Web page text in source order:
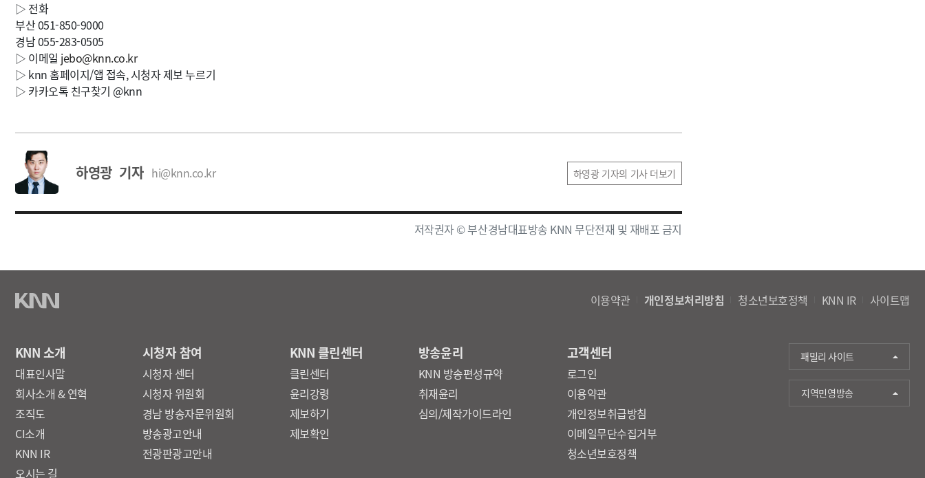
▷ 전화
부산 051-850-9000
경남 055-283-0505
▷ 이메일 jebo@knn.co.kr
▷ knn 홈페이지/앱 접속, 시청자 제보 누르기
▷ 카카오톡 친구찾기 @knn
하영광 기자 hi@knn.co.kr 하영광 기자의 기사 더보기
저작권자 © 부산경남대표방송 KNN 무단전재 및 재배포 금지
이용약관 개인정보처리방침 청소년보호정책 KNN IR 사이트맵
KNN 소개
대표인사말
회사소개 & 연혁
조직도
CI소개
KNN IR
오시는 길
시청자 참여
시청자 센터
시청자 위원회
경남 방송자문위원회
방송광고안내
전광판광고안내
KNN 클린센터
클린센터
윤리강령
제보하기
제보확인
방송윤리
KNN 방송편성규약
취재윤리
심의/제작가이드라인
고객센터
로그인
이용약관
개인정보취급방침
이메일무단수집거부
청소년보호정책
패밀리 사이트
지역민영방송